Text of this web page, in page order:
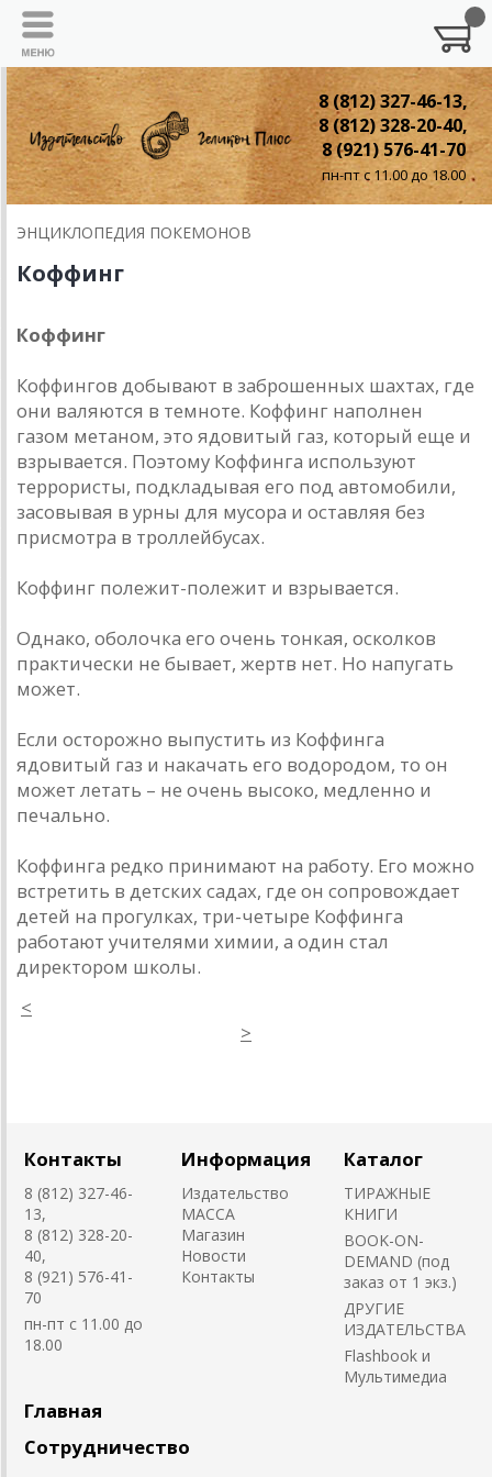
8 (812) 327-46-13,
8 (812) 328-20-40,
8 (921) 576-41-70
пн-пт с 11.00 до 18.00
ЭНЦИКЛОПЕДИЯ ПОКЕМОНОВ
Коффинг
Коффинг
Коффингов добывают в заброшенных шахтах, где
они валяются в темноте. Коффинг наполнен
газом метаном, это ядовитый газ, который еще и
взрывается. Поэтому Коффинга используют
террористы, подкладывая его под автомобили,
засовывая в урны для мусора и оставляя без
присмотра в троллейбусах.
Коффинг полежит-полежит и взрывается.
Однако, оболочка его очень тонкая, осколков
практически не бывает, жертв нет. Но напугать
может.
Если осторожно выпустить из Коффинга
ядовитый газ и накачать его водородом, то он
может летать – не очень высоко, медленно и
печально.
Коффинга редко принимают на работу. Его можно
встретить в детских садах, где он сопровождает
детей на прогулках, три-четыре Коффинга
работают учителями химии, а один стал
директором школы.
<
>
Контакты
8 (812) 327-46-
13,
8 (812) 328-20-
40,
8 (921) 576-41-
70
пн-пт с 11.00 до
18.00
Информация
Издательство
MACCA
Магазин
Новости
Контакты
Каталог
ТИРАЖНЫЕ
КНИГИ
BOOK-ON-
DEMAND (под
заказ от 1 экз.)
ДРУГИЕ
ИЗДАТЕЛЬСТВА
Flashbook и
Мультимедиа
Главная
Сотрудничество